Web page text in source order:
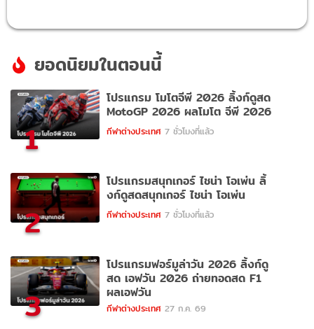
ยอดนิยมในตอนนี้
1
โปรแกรม โมโตจีพี 2026 ลิ้งก์ดูสด
MotoGP 2026 ผลโมโต จีพี 2026
กีฬาต่างประเทศ 7 ชั่วโมงที่แล้ว
2
โปรแกรมสนุกเกอร์ ไชน่า โอเพ่น ลิ้
งก์ดูสดสนุกเกอร์ ไชน่า โอเพ่น
กีฬาต่างประเทศ 7 ชั่วโมงที่แล้ว
3
โปรแกรมฟอร์มูล่าวัน 2026 ลิ้งก์ดู
สด เอฟวัน 2026 ถ่ายทอดสด F1
ผลเอฟวัน
กีฬาต่างประเทศ 27 ก.ค. 69